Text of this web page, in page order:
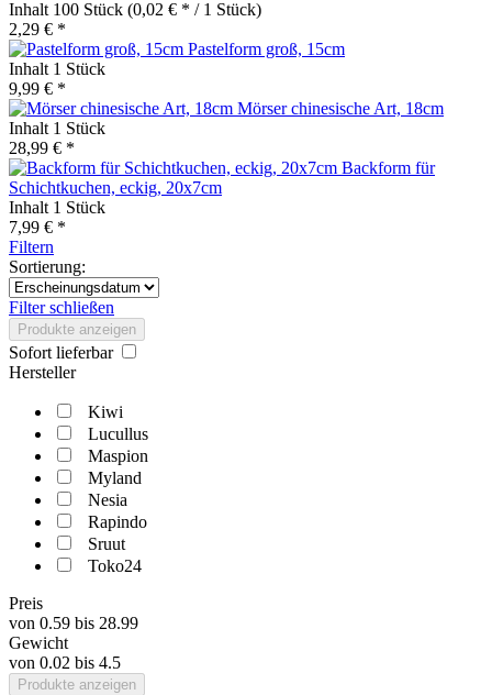
Inhalt 100 Stück (0,02 € * / 1 Stück)
2,29 € *
Pastelform groß, 15cm
Inhalt 1 Stück
9,99 € *
Mörser chinesische Art, 18cm
Inhalt 1 Stück
28,99 € *
Backform für
Schichtkuchen, eckig, 20x7cm
Inhalt 1 Stück
7,99 € *
Filtern
Sortierung:
Filter schließen
Produkte anzeigen
Sofort lieferbar
Hersteller
Kiwi
Lucullus
Maspion
Myland
Nesia
Rapindo
Sruut
Toko24
Preis
von 0.59 bis 28.99
Gewicht
von 0.02 bis 4.5
Produkte anzeigen